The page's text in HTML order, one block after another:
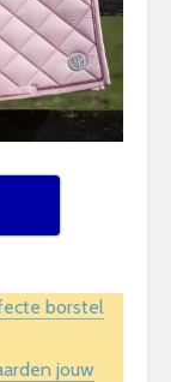
borstel
jouw